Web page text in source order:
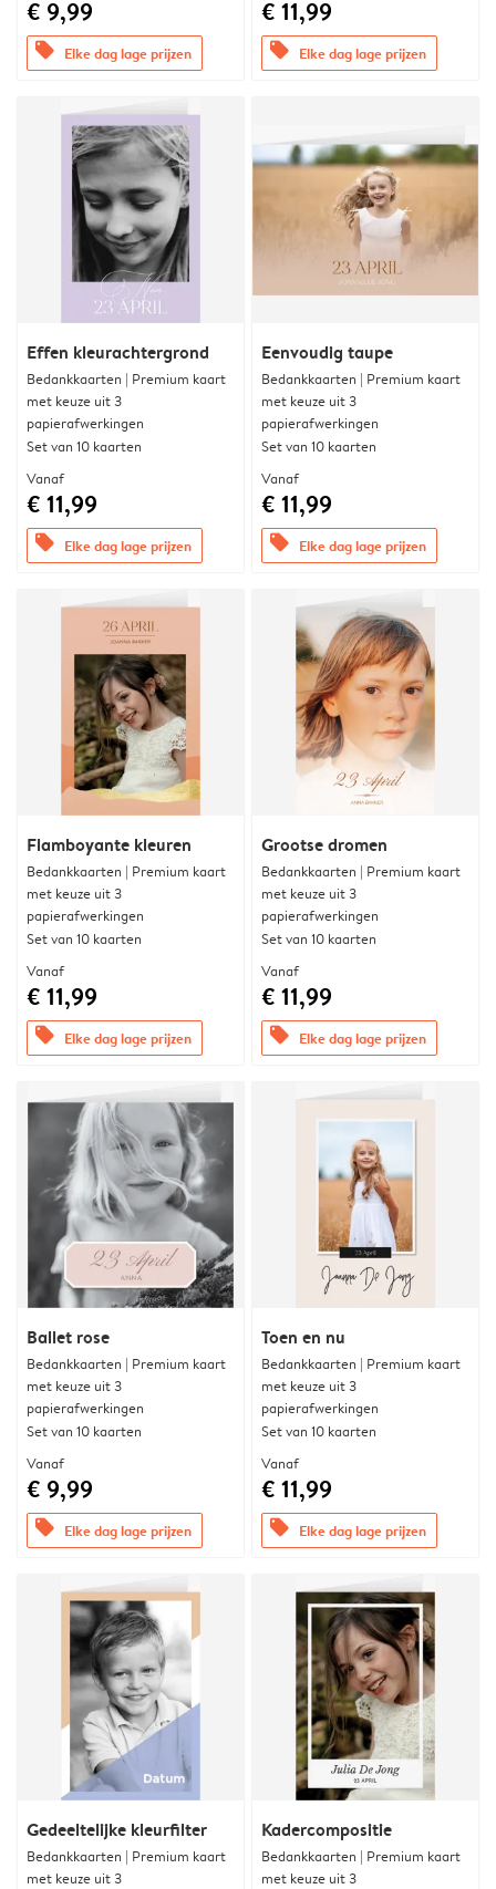
€ 9,99
offers Elke dag lage prijzen
€ 11,99
offers Elke dag lage prijzen
Effen kleurachtergrond
Bedankkaarten | Premium kaart
met keuze uit 3
papierafwerkingen
Set van 10 kaarten
Vanaf
€ 11,99
offers Elke dag lage prijzen
Eenvoudig taupe
Bedankkaarten | Premium kaart
met keuze uit 3
papierafwerkingen
Set van 10 kaarten
Vanaf
€ 11,99
offers Elke dag lage prijzen
Flamboyante kleuren
Bedankkaarten | Premium kaart
met keuze uit 3
papierafwerkingen
Set van 10 kaarten
Vanaf
€ 11,99
offers Elke dag lage prijzen
Grootse dromen
Bedankkaarten | Premium kaart
met keuze uit 3
papierafwerkingen
Set van 10 kaarten
Vanaf
€ 11,99
offers Elke dag lage prijzen
Ballet rose
Bedankkaarten | Premium kaart
met keuze uit 3
papierafwerkingen
Set van 10 kaarten
Vanaf
€ 9,99
offers Elke dag lage prijzen
Toen en nu
Bedankkaarten | Premium kaart
met keuze uit 3
papierafwerkingen
Set van 10 kaarten
Vanaf
€ 11,99
offers Elke dag lage prijzen
Gedeeltelijke kleurfilter
Bedankkaarten | Premium kaart
met keuze uit 3
Kadercompositie
Bedankkaarten | Premium kaart
met keuze uit 3